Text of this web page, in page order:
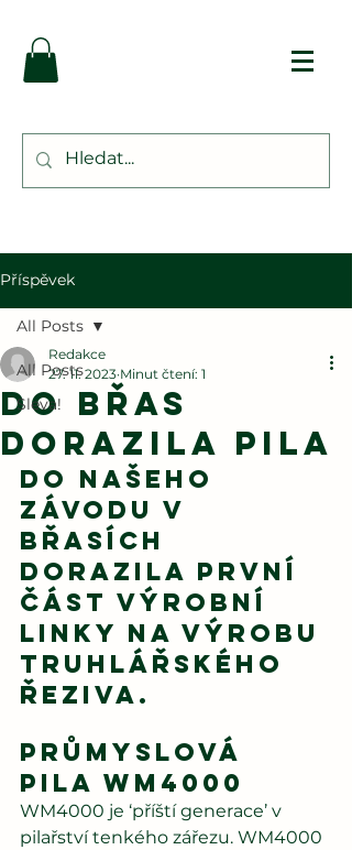
Příspěvek
All Posts
Sleva!
All Posts
Do Břas
dorazila pila
Redakce
27. 11. 2023 Minut čtení: 1
Do našeho
závodu v
Břasích
dorazila první
část výrobní
linky na výrobu
truhlářského
řeziva.
Průmyslová
pila WM4000
WM4000 je ‘příští generace’ v
pilařství tenkého zářezu. WM4000